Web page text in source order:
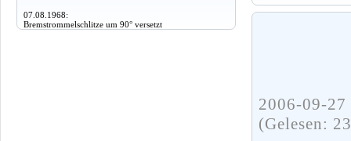
07.08.1968:
Bremstrommelschlitze um 90° versetzt
2006-09-
(Gelesen: